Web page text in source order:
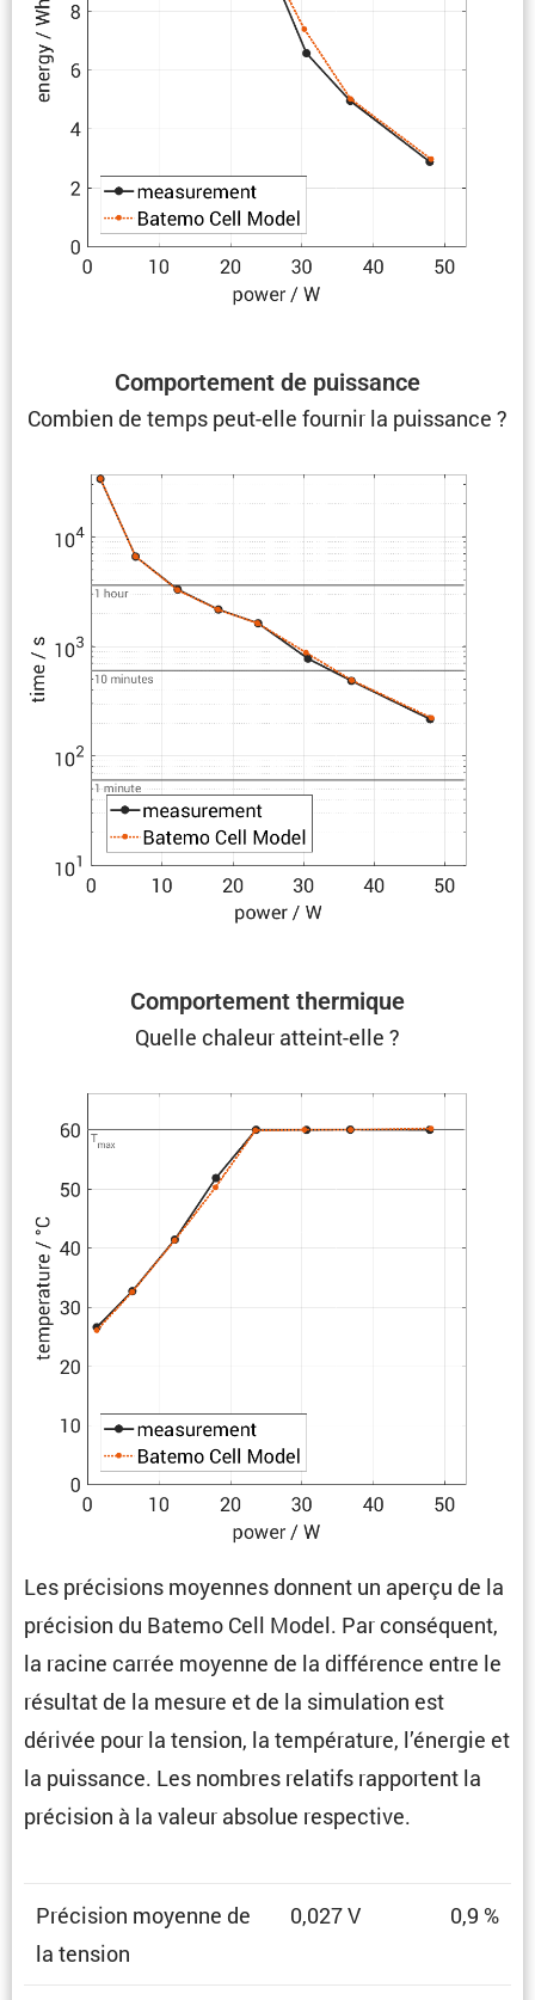
Compor­te­ment de puissance
Combien de temps peut-elle fournir la puissance ?
Compor­te­ment thermique
Quelle chaleur atteint-elle ?
Les préci­sions moyennes donnent un aperçu de la
préci­sion du Batemo Cell Model. Par consé­quent,
la racine carrée moyenne de la diffé­rence entre le
résultat de la mesure et de la simula­tion est
dérivée pour la tension, la tempé­ra­ture, l’énergie et
la puissance. Les nombres relatifs rapportent la
préci­sion à la valeur absolue respective.
Préci­sion moyenne de
la tension
0,027 V 0,9 %